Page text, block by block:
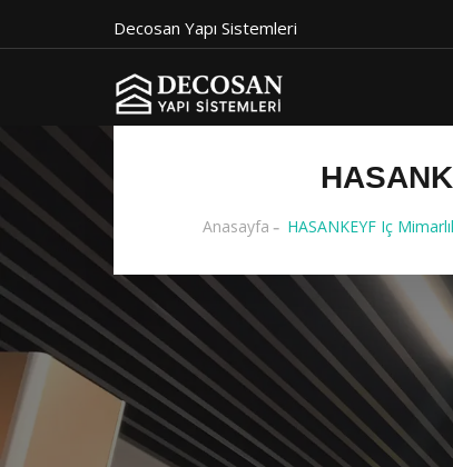
Decosan Yapı Sistemleri
Anasayfa HASANKEYF Iç